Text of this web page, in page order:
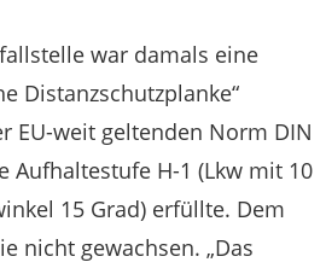
war damals eine
Distanzschutzplanke“
EU-weit geltenden Norm DIN
Aufhaltestufe H-1 (Lkw mit 10
15 Grad) erfüllte. Dem
nicht gewachsen. „Das